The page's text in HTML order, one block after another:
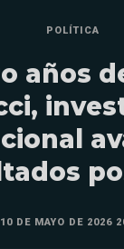
POLÍTICA
años
10 DE MAYO DE 2026